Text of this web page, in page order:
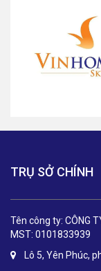
TRỤ SỞ CHÍNH
Tên công ty: CÔNG
MST: 0101833939
Lô 5, Yên Phúc,